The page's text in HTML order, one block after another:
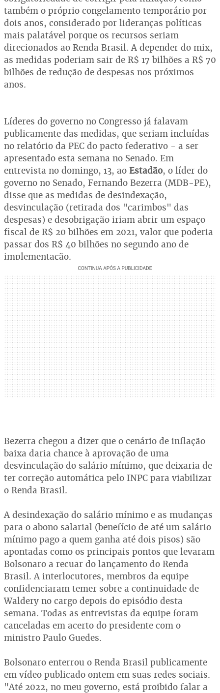
também o próprio congelamento temporário por
dois anos, considerado por lideranças políticas
mais palatável porque os recursos seriam
direcionados ao Renda Brasil. A depender do mix,
as medidas poderiam sair de R$ 17 bilhões a R$ 70
bilhões de redução de despesas nos próximos
anos.
Líderes do governo no Congresso já falavam
publicamente das medidas, que seriam incluídas
no relatório da PEC do pacto federativo - a ser
apresentado esta semana no Senado. Em
entrevista no domingo, 13, ao Estadão, o líder do
governo no Senado, Fernando Bezerra (MDB-PE),
disse que as medidas de desindexação,
desvinculação (retirada dos "carimbos" das
despesas) e desobrigação iriam abrir um espaço
fiscal de R$ 20 bilhões em 2021, valor que poderia
passar dos R$ 40 bilhões no segundo ano de
implementação.
Bezerra chegou a dizer que o cenário de inflação
baixa daria chance à aprovação de uma
desvinculação do salário mínimo, que deixaria de
ter correção automática pelo INPC para viabilizar
o Renda Brasil.
A desindexação do salário mínimo e as mudanças
para o abono salarial (benefício de até um salário
mínimo pago a quem ganha até dois pisos) são
apontadas como os principais pontos que levaram
Bolsonaro a recuar do lançamento do Renda
Brasil. A interlocutores, membros da equipe
confidenciaram temer sobre a continuidade de
Waldery no cargo depois do episódio desta
semana. Todas as entrevistas da equipe foram
canceladas em acerto do presidente com o
ministro Paulo Guedes.
Bolsonaro enterrou o Renda Brasil publicamente
em vídeo publicado ontem em suas redes sociais.
"Até 2022, no meu governo, está proibido falar a